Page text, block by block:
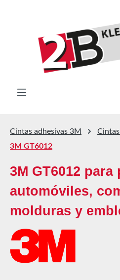
Cintas adhesivas 3M
3M GT6012
3M GT6012
automóviles,
molduras y